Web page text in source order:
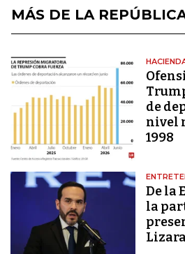
MÁS DE LA
de
nivel
1998
De la
la